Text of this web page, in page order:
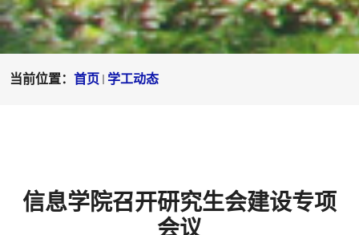
当前位置： 首页 学工动态
信息学院召开研究生会建设专项
会议